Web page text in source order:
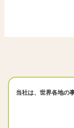
当社は、世界各地の